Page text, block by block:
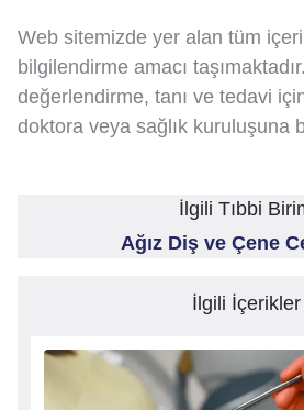
Web sitemizde yer alan tüm
bilgilendirme amacı
değerlendirme, tanı ve tedavi
doktora veya sağlık kuruluşuna
İlgili Tıbbi
Ağız Diş ve Çene
İlgili İçerikler